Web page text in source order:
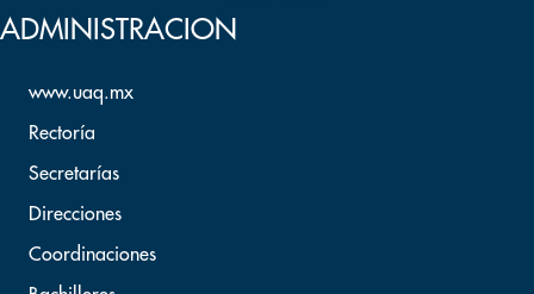
ADMINISTRACION
www.uaq.mx
Rectoría
Secretarías
Direcciones
Coordinaciones